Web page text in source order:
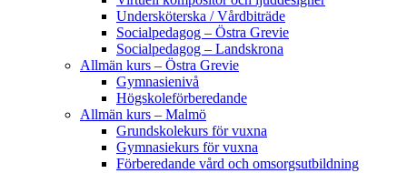
Undersköterska / Vårdbiträde
Socialpedagog – Östra Grevie
Socialpedagog – Landskrona
Allmän kurs – Östra Grevie
Gymnasienivå
Högskoleförberedande
Allmän kurs – Malmö
Grundskolekurs för vuxna
Gymnasiekurs för vuxna
Förberedande vård och omsorgsutbildning